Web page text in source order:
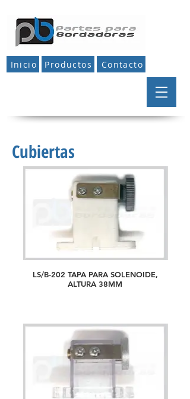
Inicio Productos Contacto
Cubiertas
LS/B-202 TAPA PARA SOLENOIDE,
ALTURA 38MM